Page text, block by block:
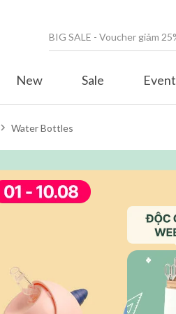
New Sale Event
Water Bottles